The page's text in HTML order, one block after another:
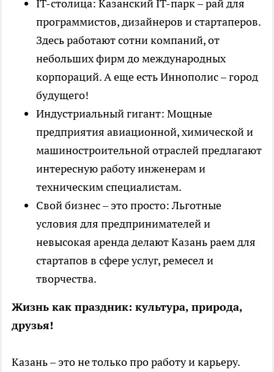
IT-столица: Казанский IT-парк – рай для
программистов, дизайнеров и стартаперов.
Здесь работают сотни компаний, от
небольших фирм до международных
корпораций. А еще есть Иннополис – город
будущего!
Индустриальный гигант: Мощные
предприятия авиационной, химической и
машиностроительной отраслей предлагают
интересную работу инженерам и
техническим специалистам.
Свой бизнес – это просто: Льготные
условия для предпринимателей и
невысокая аренда делают Казань раем для
стартапов в сфере услуг, ремесел и
творчества.
Жизнь как праздник: культура, природа,
друзья!
Казань – это не только про работу и карьеру.